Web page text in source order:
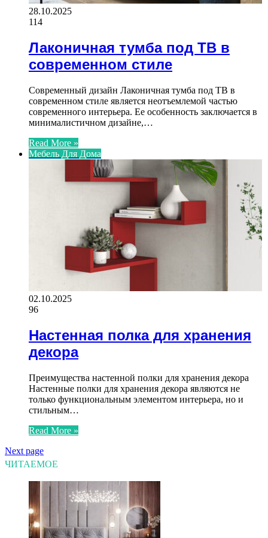
28.10.2025
114
Лаконичная тумба под ТВ в
современном стиле
Современный дизайн Лаконичная тумба под ТВ в
современном стиле является неотъемлемой частью
современного интерьера. Ее особенность заключается в
минималистичном дизайне,…
Read More »
Мебель Для Дома
02.10.2025
96
Настенная полка для хранения
декора
Преимущества настенной полки для хранения декора
Настенные полки для хранения декора являются не
только функциональным элементом интерьера, но и
стильным…
Read More »
Next page
ЧИТАЕМОЕ